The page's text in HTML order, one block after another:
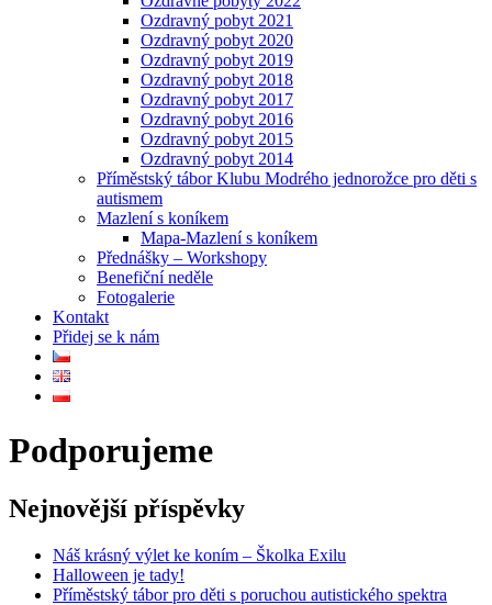
Ozdravný pobyt 2021
Ozdravný pobyt 2020
Ozdravný pobyt 2019
Ozdravný pobyt 2018
Ozdravný pobyt 2017
Ozdravný pobyt 2016
Ozdravný pobyt 2015
Ozdravný pobyt 2014
Příměstský tábor Klubu Modrého jednorožce pro děti s
autismem
Mazlení s koníkem
Mapa-Mazlení s koníkem
Přednášky – Workshopy
Benefiční neděle
Fotogalerie
Kontakt
Přidej se k nám
Podporujeme
Nejnovější příspěvky
Náš krásný výlet ke koním – Školka Exilu
Halloween je tady!
Příměstský tábor pro děti s poruchou autistického spektra